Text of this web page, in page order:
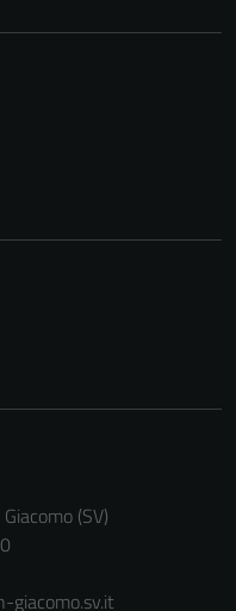
(SV)
giacomo.sv.it
Questi cookie
sono necessari
per il